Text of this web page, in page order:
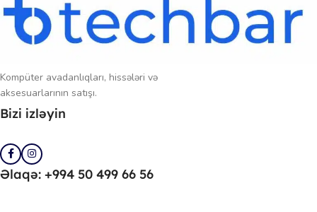
Kompüter avadanlıqları, hissələri və
aksesuarlarının satışı.
Bizi izləyin
Əlaqə: +994 50 499 66 56